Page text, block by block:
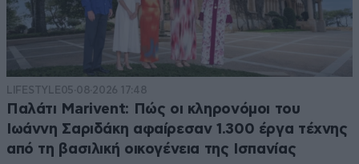
LIFESTYLE05·08·2026 17:48
Παλάτι Marivent: Πώς οι κληρονόμοι του
Ιωάννη Σαριδάκη αφαίρεσαν 1.300 έργα τέχνης
από τη βασιλική οικογένεια της Ισπανίας